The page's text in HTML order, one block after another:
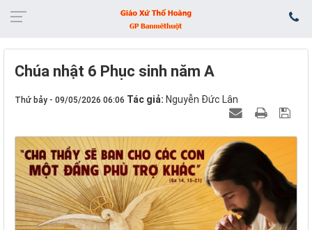
Chúa nhật 6 Phục sinh năm A
Thứ bảy - 09/05/2026 06:06 Tác giả: Nguyễn Đức Lân